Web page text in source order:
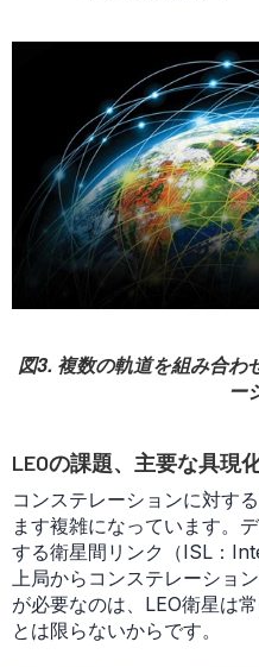
図3. 複数の軌道を組み合わ
ー
LEOの課題、主要な具現
コンステレーションに対す
ます複雑になっています。
する衛星間リンク（ISL：
上局からコンステレーショ
が必要なのは、LEO衛星は
とは限らないからです。